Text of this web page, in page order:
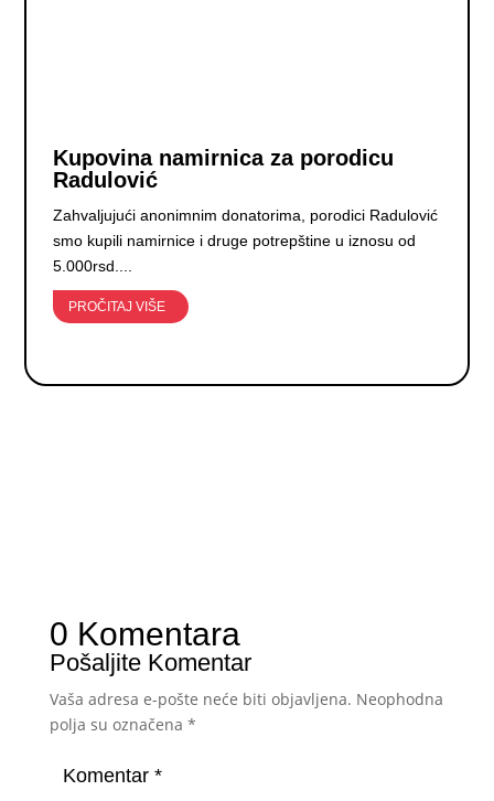
Kupovina namirnica za porodicu
Radulović
Zahvaljujući anonimnim donatorima, porodici Radulović
smo kupili namirnice i druge potrepštine u iznosu od
5.000rsd....
PROČITAJ VIŠE
0 Komentara
Pošaljite Komentar
Vaša adresa e-pošte neće biti objavljena. Neophodna
polja su označena *